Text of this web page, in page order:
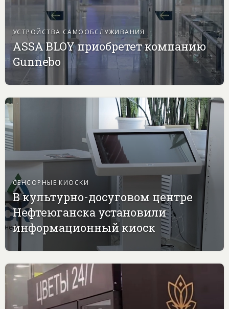
УСТРОЙСТВА САМООБСЛУЖИВАНИЯ
ASSA BLOY приобретет компанию
Gunnebo
СЕНСОРНЫЕ КИОСКИ
В культурно-досуговом центре
Нефтеюганска установили
информационный киоск